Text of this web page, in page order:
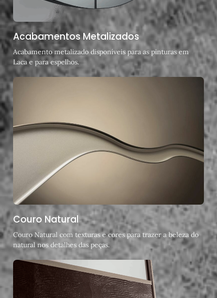
Acabamentos Metalizados
Acabamento metalizado disponíveis para as pinturas em
Laca e para espelhos.
Couro Natural
Couro Natural com texturas e cores para trazer a beleza do
natural nos detalhes das peças.